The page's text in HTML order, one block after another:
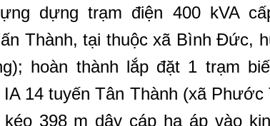
dựng trạm điện 400 kVA
Thành, tại thuộc xã Bình Đức,
hoàn thành lắp đặt 1 trạm
IA 14 tuyến Tân Thành (xã Phước
398 m dây cáp hạ áp vào